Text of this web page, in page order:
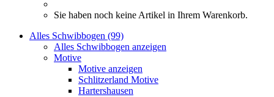
Sie haben noch keine Artikel in Ihrem Warenkorb.
Alles Schwibbogen (99)
Alles Schwibbogen anzeigen
Motive
Motive anzeigen
Schlitzerland Motive
Hartershausen